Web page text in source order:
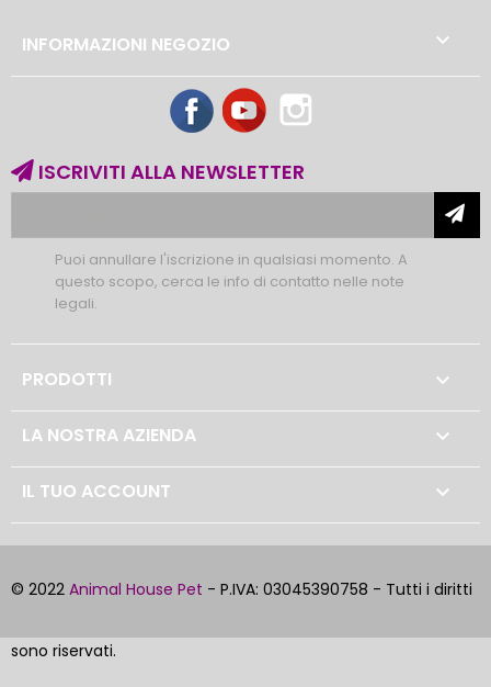
INFORMAZIONI NEGOZIO 
FacebookYouTube
ISCRIVITI ALLA NEWSLETTER
Puoi annullare l'iscrizione in qualsiasi momento. A
questo scopo, cerca le info di contatto nelle note
legali.
PRODOTTI 
LA NOSTRA AZIENDA 
IL TUO ACCOUNT 
© 2022 Animal House Pet - P.IVA: 03045390758 - Tutti i diritti
sono riservati.